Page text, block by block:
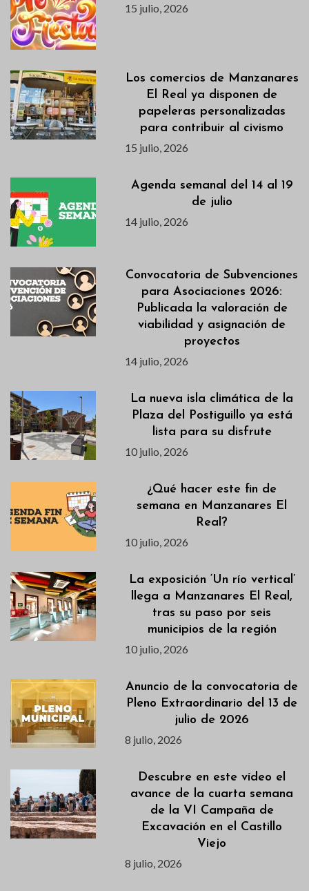
15 julio, 2026
Los comercios de Manzanares
El Real ya disponen de
papeleras personalizadas
para contribuir al civismo
15 julio, 2026
Agenda semanal del 14 al 19
de julio
14 julio, 2026
Convocatoria de Subvenciones
para Asociaciones 2026:
Publicada la valoración de
viabilidad y asignación de
proyectos
14 julio, 2026
La nueva isla climática de la
Plaza del Postiguillo ya está
lista para su disfrute
10 julio, 2026
¿Qué hacer este fin de
semana en Manzanares El
Real?
10 julio, 2026
La exposición ‘Un río vertical’
llega a Manzanares El Real,
tras su paso por seis
municipios de la región
10 julio, 2026
Anuncio de la convocatoria de
Pleno Extraordinario del 13 de
julio de 2026
8 julio, 2026
Descubre en este vídeo el
avance de la cuarta semana
de la VI Campaña de
Excavación en el Castillo
Viejo
8 julio, 2026